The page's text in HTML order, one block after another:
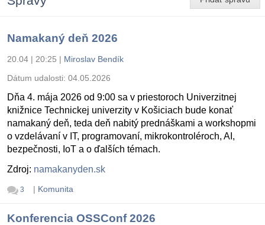
Namakaný deň 2026
20.04 | 20:25 | Miroslav Bendík
Dátum udalosti: 04.05.2026
Dňa 4. mája 2026 od 9:00 sa v priestoroch Univerzitnej
knižnice Technickej univerzity v Košiciach bude konať
namakaný deň, teda deň nabitý prednáškami a workshopmi
o vzdelávaní v IT, programovaní, mikrokontroléroch, AI,
bezpečnosti, IoT a o ďalších témach.
Zdroj: namakanyden.sk
3 | Komunita
Konferencia OSSConf 2026